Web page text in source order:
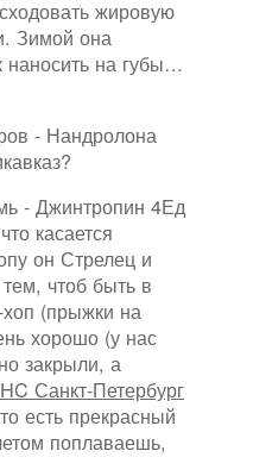
жировую
Зимой она
наносить на губы…
- Нандролона
- Джинтропин 4Ед
касается
он Стрелец и
чтоб быть в
(прыжки на
хорошо (у нас
закрыли, а
Санкт-Петербург
есть прекрасный
поплаваешь,